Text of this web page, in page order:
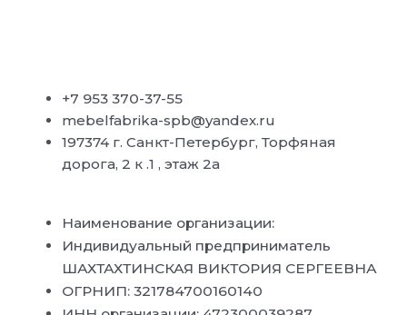
+7 953 370-37-55
mebelfabrika-spb@yandex.ru
197374 г. Санкт-Петербург, Торфяная
дорога, 2 к .1 , этаж 2а
Наименование организации:
Индивидуальный предприниматель
ШАХТАХТИНСКАЯ ВИКТОРИЯ СЕРГЕЕВНА
ОГРНИП: 321784700160140